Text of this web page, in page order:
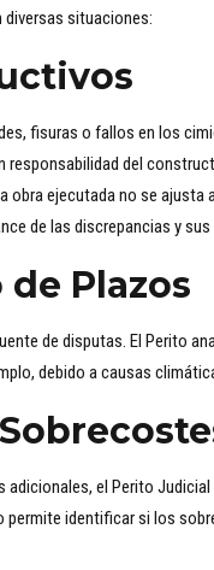
diversas situaciones:
fisuras o fallos en los
del
obra ejecutada no se
de las discrepancias y
Plazos
de disputas. El Perito
debido a causas
el Perito
identificar si los